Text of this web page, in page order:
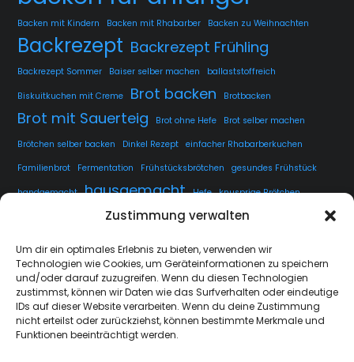
Zustimmung verwalten
Um dir ein optimales Erlebnis zu bieten, verwenden wir
Technologien wie Cookies, um Geräteinformationen zu speichern
und/oder darauf zuzugreifen. Wenn du diesen Technologien
zustimmst, können wir Daten wie das Surfverhalten oder eindeutige
IDs auf dieser Website verarbeiten. Wenn du deine Zustimmung
nicht erteilst oder zurückziehst, können bestimmte Merkmale und
Funktionen beeinträchtigt werden.
Backen mit Kindern Backen mit Rhabarber Backen zu Weihnachten
Backrezept Backrezept Frühling
Backrezept Sommer Baiser selber machen ballaststoffreich
Biskuitkuchen mit Creme Brot backen Brotbacken
Brot mit Sauerteig Brot ohne Hefe
Brot selber machen
Brötchen selber backen
Dinkel Rezept
einfacher Rhabarberkuchen
Familienbrot
Fermentation Frühstücksbrötchen gesundes Frühstück
handgemacht hausgemacht Hefe knusprige Brötchen
kuchen lange Teigführung Langzeitführung
Sauerteig fermentieren Sauerteig Rezept selbstgemacht Sesam
Weissbrot
Übernachtgare